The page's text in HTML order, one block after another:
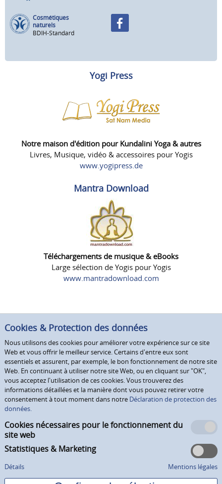
Cosmétiques
naturels
BDIH-Standard
Yogi Press
Notre maison d'édition pour Kundalini Yoga & autres
Livres, Musique, vidéo & accessoires pour Yogis
www.yogipress.de
Mantra Download
Téléchargements de musique & eBooks
Large sélection de Yogis pour Yogis
www.mantradownload.com
Cookies & Protection des données
Nous utilisons des cookies pour améliorer votre expérience sur ce site
Web et vous offrir le meilleur service. Certains d'entre eux sont
essentiels et assurent, par exemple, le bon fonctionnement de notre site
Web. En continuant à utiliser notre site Web, ou en cliquant sur "OK",
vous acceptez l'utilisation de ces cookies. Vous trouverez des
informations détaillées et la manière dont vous pouvez retirer votre
consentement à tout moment dans notre Déclaration de protection des
données.
Cookies nécessaires pour le fonctionnement du
site web
Statistiques & Marketing
Détails Mentions légales